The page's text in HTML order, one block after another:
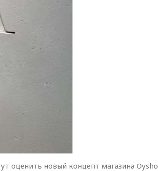
оценить новый концепт магазина Oysho